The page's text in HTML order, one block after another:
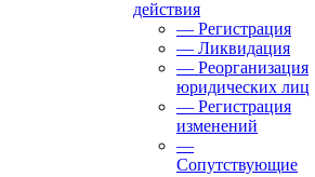
действия
— Регистрация
— Ликвидация
— Реорганизация
юридических лиц
— Регистрация
изменений
—
Сопутствующие